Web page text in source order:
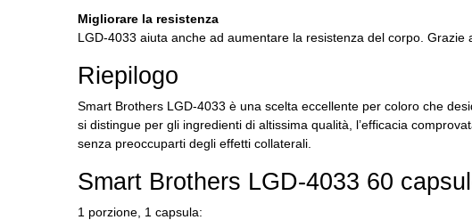
Migliorare la resistenza
LGD-4033 aiuta anche ad aumentare la resistenza del corpo. Grazie
Riepilogo
Smart Brothers LGD-4033 è una scelta eccellente per coloro che
si distingue per gli ingredienti di altissima qualità, l’efficacia
senza preoccuparti degli effetti collaterali.
Smart Brothers LGD-4033 60
1 porzione, 1 capsula: